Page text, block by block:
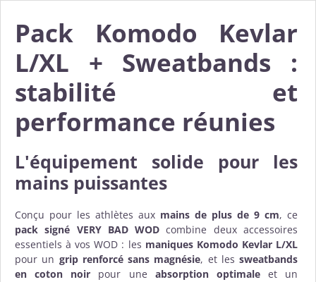
Pack Komodo Kevlar
L/XL + Sweatbands :
stabilité et
performance réunies
L'équipement solide pour les
mains puissantes
Conçu pour les athlètes aux mains de plus de 9 cm, ce
pack signé VERY BAD WOD combine deux accessoires
essentiels à vos WOD : les maniques Komodo Kevlar L/XL
pour un grip renforcé sans magnésie, et les sweatbands
en coton noir pour une absorption optimaleet un